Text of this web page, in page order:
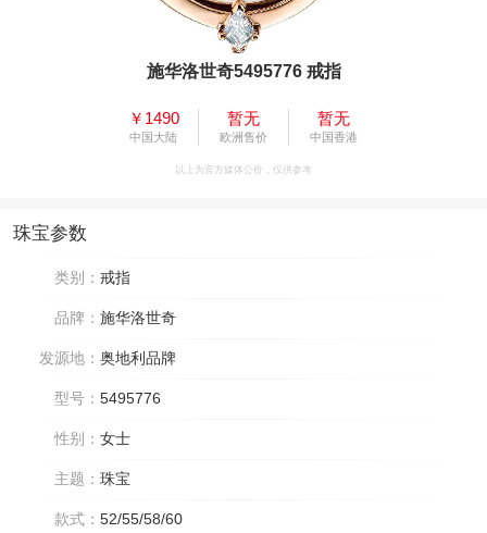
施华洛世奇5495776 戒指
￥1490
中国大陆
暂无
欧洲售价
暂无
中国香港
以上为官方媒体公价，仅供参考
珠宝参数
类别： 戒指
品牌： 施华洛世奇
发源地： 奥地利品牌
型号： 5495776
性别： 女士
主题： 珠宝
款式： 52/55/58/60